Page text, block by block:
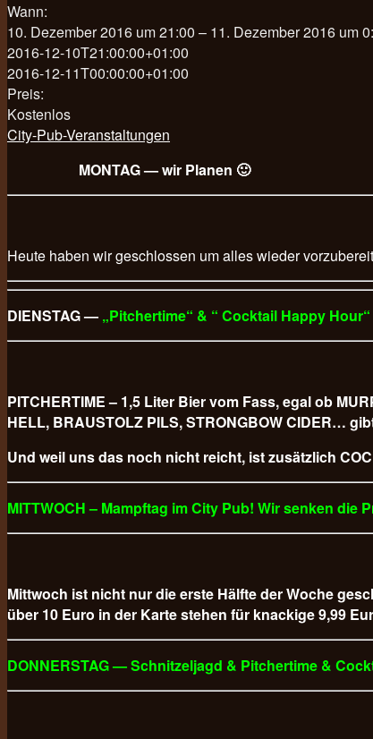
Wann:
10. Dezember 2016 um 21:00 – 11. Dezember 2016 um
2016-12-10T21:00:00+01:00
2016-12-11T00:00:00+01:00
Preis:
Kostenlos
City-Pub-Veranstaltungen
MONTAG — wir Planen 🙂
Heute haben wir geschlossen um alles wieder
DIENSTAG — „Pitchertime“ & “ Cocktail Happy Hour“
PITCHERTIME – 1,5 Liter Bier vom Fass, egal ob
HELL, BRAUSTOLZ PILS, STRONGBOW CIDER…
Und weil uns das noch nicht reicht, ist zusätzlich
MITTWOCH – Mampftag im City Pub! Wir senken die
Mittwoch ist nicht nur die erste Hälfte der Woche
über 10 Euro in der Karte stehen für knackige 9,99
DONNERSTAG — Schnitzeljagd & Pitchertime &